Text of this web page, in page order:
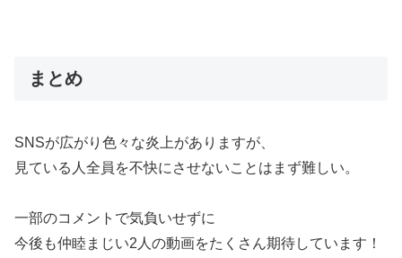
まとめ
SNSが広がり色々な炎上がありますが、
見ている人全員を不快にさせないことはまず難しい。
一部のコメントで気負いせずに
今後も仲睦まじい2人の動画をたくさん期待しています！